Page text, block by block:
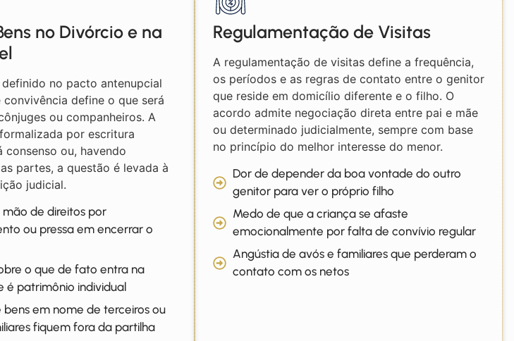
no Divórcio e na
no pacto antenupcial
define o que será
ou companheiros. A
por escritura
consenso ou, havendo
partes, a questão é levada à
judicial.
de direitos por
ou pressa em encerrar o
o que de fato entra na
é patrimônio individual
bens em nome de terceiros ou
fiquem fora da partilha
Regulamentação de Visitas
A regulamentação de visitas define a frequência,
os períodos e as regras de contato entre o genitor
que reside em domicílio diferente e o filho. O
acordo admite negociação direta entre pai e mãe
ou determinado judicialmente, sempre com base
no princípio do melhor interesse do menor.
Dor de depender da boa vontade do outro
genitor para ver o próprio filho
Medo de que a criança se afaste
emocionalmente por falta de convívio regular
Angústia de avós e familiares que perderam o
contato com os netos